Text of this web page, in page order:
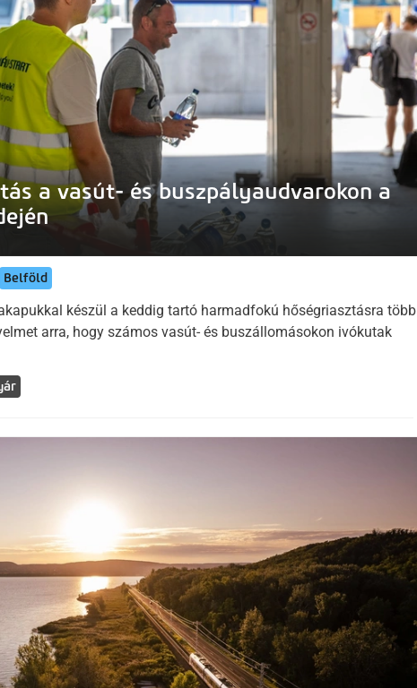
a vasút- és buszpályaudvarokon a
Belföld
készül a keddig tartó harmadfokú hőségriasztásra több
arra, hogy számos vasút- és buszállomásokon ivókutak